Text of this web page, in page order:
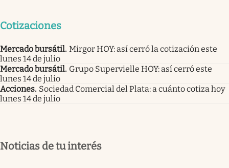
Cotizaciones
Mercado bursátil. Mirgor HOY: así cerró la cotización este
lunes 14 de julio
Mercado bursátil. Grupo Supervielle HOY: así cerró este
lunes 14 de julio
Acciones. Sociedad Comercial del Plata: a cuánto cotiza hoy
lunes 14 de julio
Noticias de tu interés